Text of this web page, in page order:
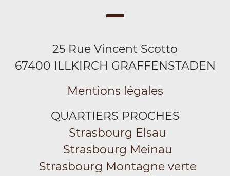
25 Rue Vincent Scotto
67400 ILLKIRCH GRAFFENSTADEN
Mentions légales
QUARTIERS PROCHES
Strasbourg Elsau
Strasbourg Meinau
Strasbourg Montagne verte